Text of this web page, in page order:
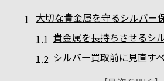
大切な貴金属を守るシルバー
貴金属を長持ちさせるシ
シルバー買取前に見直す